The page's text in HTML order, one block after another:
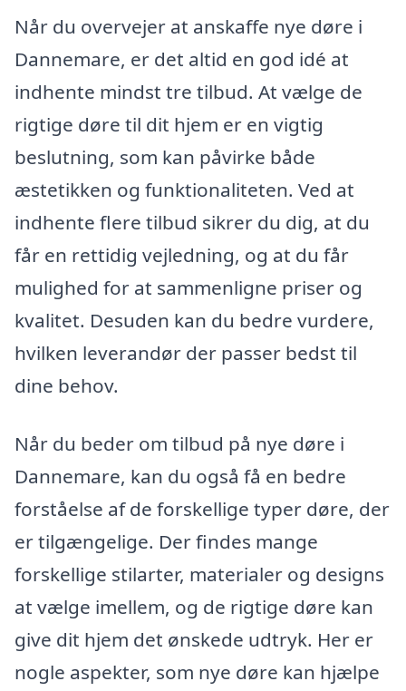
Når du overvejer at anskaffe nye døre i
Dannemare, er det altid en god idé at
indhente mindst tre tilbud. At vælge de
rigtige døre til dit hjem er en vigtig
beslutning, som kan påvirke både
æstetikken og funktionaliteten. Ved at
indhente flere tilbud sikrer du dig, at du
får en rettidig vejledning, og at du får
mulighed for at sammenligne priser og
kvalitet. Desuden kan du bedre vurdere,
hvilken leverandør der passer bedst til
dine behov.
Når du beder om tilbud på nye døre i
Dannemare, kan du også få en bedre
forståelse af de forskellige typer døre, der
er tilgængelige. Der findes mange
forskellige stilarter, materialer og designs
at vælge imellem, og de rigtige døre kan
give dit hjem det ønskede udtryk. Her er
nogle aspekter, som nye døre kan hjælpe